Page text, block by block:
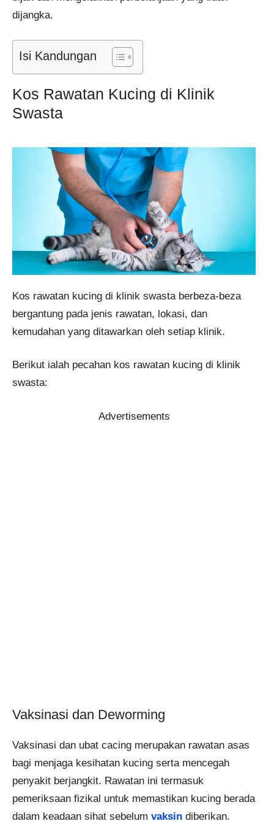
dijangka.
Isi Kandungan
Kos Rawatan Kucing di Klinik
Swasta
Kos rawatan kucing di klinik swasta berbeza-beza
bergantung pada jenis rawatan, lokasi, dan
kemudahan yang ditawarkan oleh setiap klinik.
Berikut ialah pecahan kos rawatan kucing di klinik
swasta:
Advertisements
Vaksinasi dan Deworming
Vaksinasi dan ubat cacing merupakan rawatan asas
bagi menjaga kesihatan kucing serta mencegah
penyakit berjangkit. Rawatan ini termasuk
pemeriksaan fizikal untuk memastikan kucing berada
dalam keadaan sihat sebelum vaksin diberikan.